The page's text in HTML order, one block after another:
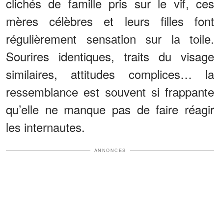
mères célèbres et leurs filles font
régulièrement sensation sur la toile.
Sourires identiques, traits du visage
similaires, attitudes complices… la
ressemblance est souvent si frappante
qu’elle ne manque pas de faire réagir
les internautes.
ANNONCES